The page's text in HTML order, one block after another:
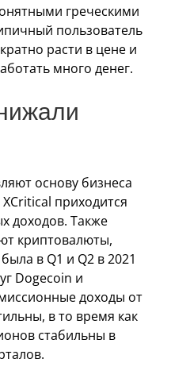
греческими
пользователь
расти в цене и
много денег.
основу бизнеса
приходится
доходов. Также
криптовалюты,
в Q1 и Q2 в 2021
Dogecoin и
доходы от
в то время как
стабильны в